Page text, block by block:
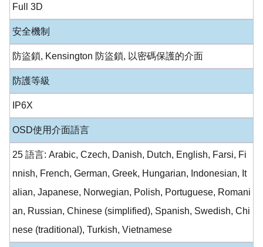
Full 3D
安全機制
防盜鎖, Kensington 防盜鎖, 以密碼保護的介面
防護等級
IP6X
OSD使用介面語言
25 語言: Arabic, Czech, Danish, Dutch, English, Farsi, Fi
nnish, French, German, Greek, Hungarian, Indonesian, It
alian, Japanese, Norwegian, Polish, Portuguese, Romani
an, Russian, Chinese (simplified), Spanish, Swedish, Chi
nese (traditional), Turkish, Vietnamese